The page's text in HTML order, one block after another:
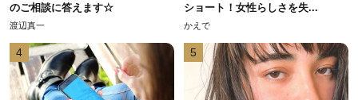
のご相談に答えます☆
渡辺真一
ショート！女性らしさを失...
かえで
4 5